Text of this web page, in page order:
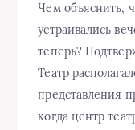
Чем объяснить,
устраивались
теперь?
Театр
представления
когда центр